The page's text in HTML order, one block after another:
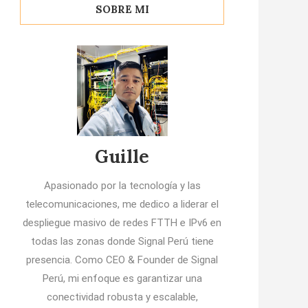
SOBRE MI
Guille
Apasionado por la tecnología y las
telecomunicaciones, me dedico a liderar el
despliegue masivo de redes FTTH e IPv6 en
todas las zonas donde Signal Perú tiene
presencia. Como CEO & Founder de Signal
Perú, mi enfoque es garantizar una
conectividad robusta y escalable,